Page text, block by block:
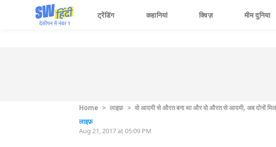
ट्रेंडिंग कहानियां क्विज़ मीम दुनिया
Home > लाइफ़ > वो आदमी से औरत बना था और वो औरत से आदमी, अब दोनों
लाइफ़
Aug 21, 2017 at 05:09 PM